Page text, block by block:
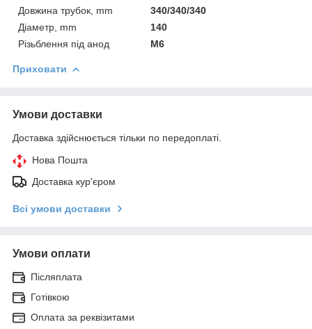
Довжина трубок, mm
340/340/340
Діаметр, mm
140
Різьблення під анод
M6
Приховати
Умови доставки
Доставка здійснюється тільки по передоплаті.
Нова Пошта
Доставка кур'єром
Всі умови доставки
Умови оплати
Післяплата
Готівкою
Оплата за реквізитами